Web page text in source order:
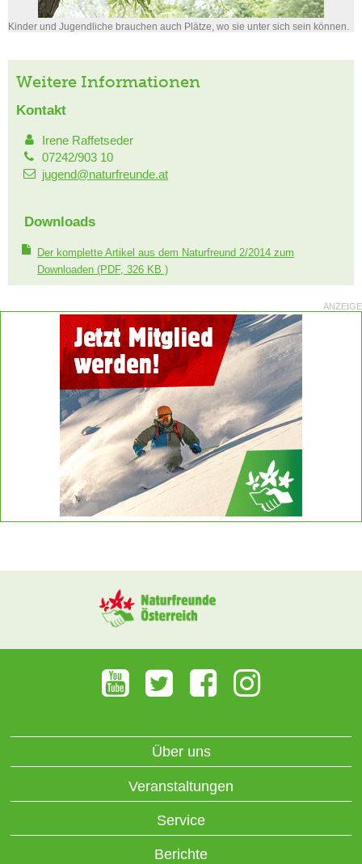
Kinder und Jugendliche brauchen auch Plätze, wo sie unter sich sein können.
Weitere Informationen
Kontakt
Irene Raffetseder
07242/903 10
jugend@naturfreunde.at
Downloads
Der komplette Artikel aus dem Naturfreund 2/2014 zum
Downloaden (PDF, 326 KB )
ANZEIGE
Über uns
Veranstaltungen
Service
Berichte